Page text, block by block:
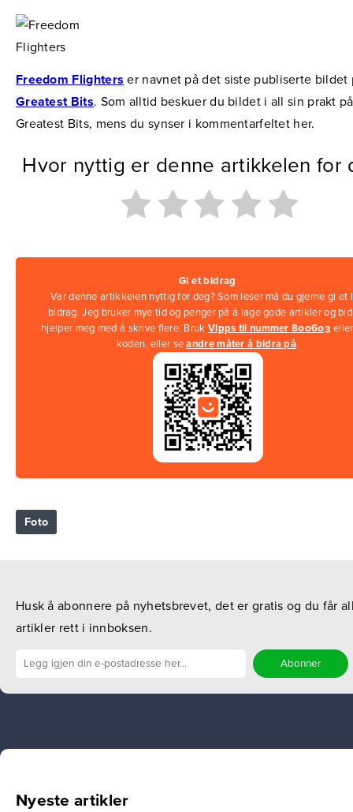
Freedom Flighters er navnet på det siste publiserte bildet
Greatest Bits. Som alltid beskuer du bildet i all sin prakt på
Greatest Bits, mens du synser i kommentarfeltet her.
Hvor nyttig er denne artikkelen for
Gi et bidrag
Var denne artikkelen nyttig for deg? Som leser må du gjerne gi et
bidrag. Jeg bruker mye tid og penger på å lage gode artikler og
hjelper meg med å skrive flere. Bruk Vipps til nummer 800603
koden, eller seandre måter å bidra på.
Foto
Husk å abonnere på nyhetsbrevet, det er gratis og du får
artikler rett i innboksen.
Nyeste artikler